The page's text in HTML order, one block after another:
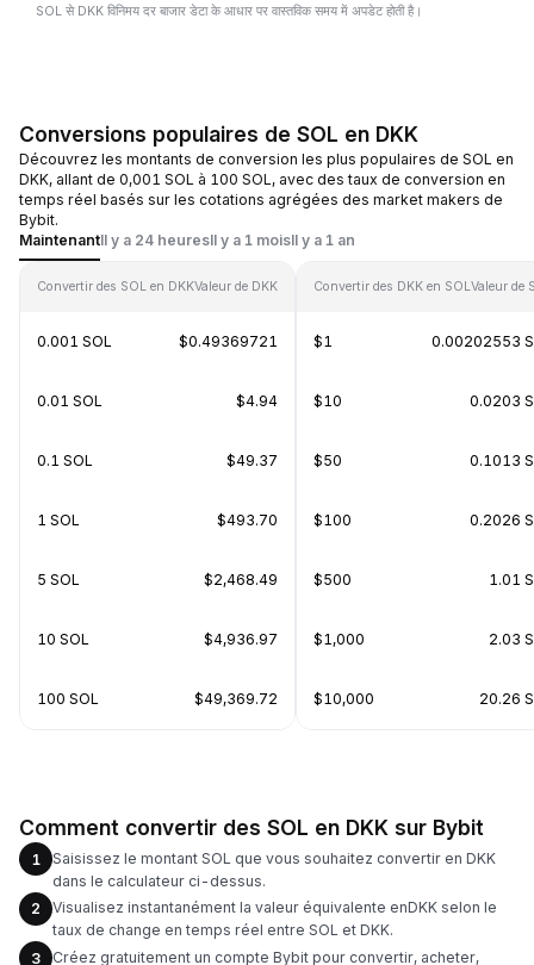
SOL से DKK विनिमय दर बाजार डेटा के आधार पर वास्तविक समय में अपडेट होती है।
Conversions populaires de SOL en DKK
Découvrez les montants de conversion les plus populaires de SOL en
DKK, allant de 0,001 SOL à 100 SOL, avec des taux de conversion en
temps réel basés sur les cotations agrégées des market makers de
Bybit.
MaintenantIl y a 24 heuresIl y a 1 moisIl y a 1 an
Convertir des SOL en DKKValeur de DKK
0.001 SOL $0.49369721
0.01 SOL $4.94
0.1 SOL $49.37
1 SOL $493.70
5 SOL $2,468.49
10 SOL $4,936.97
100 SOL $49,369.72
Convertir des DKK en SOLValeur de
$1 0.00202553
$10 0.0203
$50 0.1013
$100 0.2026
$500 1.01
$1,000 2.03
$10,000 20.26
Comment convertir des SOL en DKK sur Bybit
1
Saisissez le montant SOL que vous souhaitez convertir en DKK
dans le calculateur ci-dessus.
2
Visualisez instantanément la valeur équivalente enDKK selon le
taux de change en temps réel entre SOL et DKK.
3
Créez gratuitement un compte Bybit pour convertir, acheter,